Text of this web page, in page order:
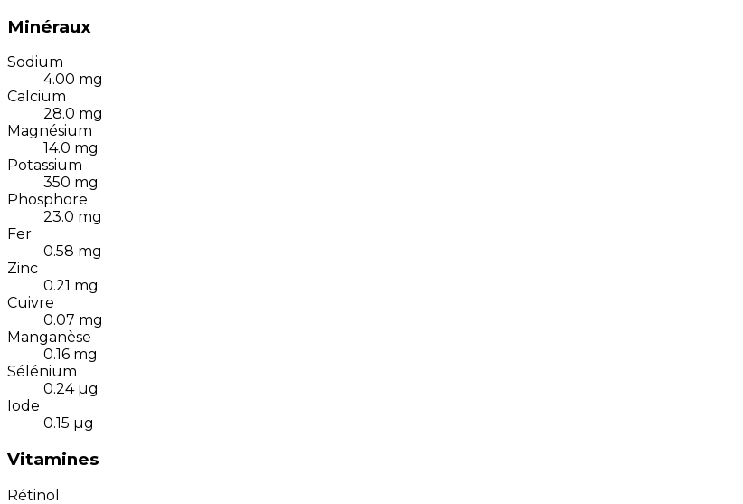
Minéraux
Sodium
4.00 mg
Calcium
28.0 mg
Magnésium
14.0 mg
Potassium
350 mg
Phosphore
23.0 mg
Fer
0.58 mg
Zinc
0.21 mg
Cuivre
0.07 mg
Manganèse
0.16 mg
Sélénium
0.24 µg
Iode
0.15 µg
Vitamines
Rétinol